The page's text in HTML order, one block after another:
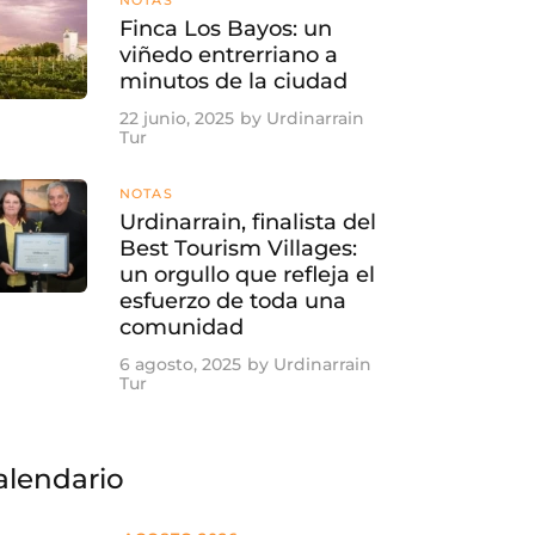
Finca Los Bayos: un
viñedo entrerriano a
minutos de la ciudad
22 junio, 2025 by Urdinarrain
Tur
NOTAS
Urdinarrain, finalista del
Best Tourism Villages:
un orgullo que refleja el
esfuerzo de toda una
comunidad
6 agosto, 2025 by Urdinarrain
Tur